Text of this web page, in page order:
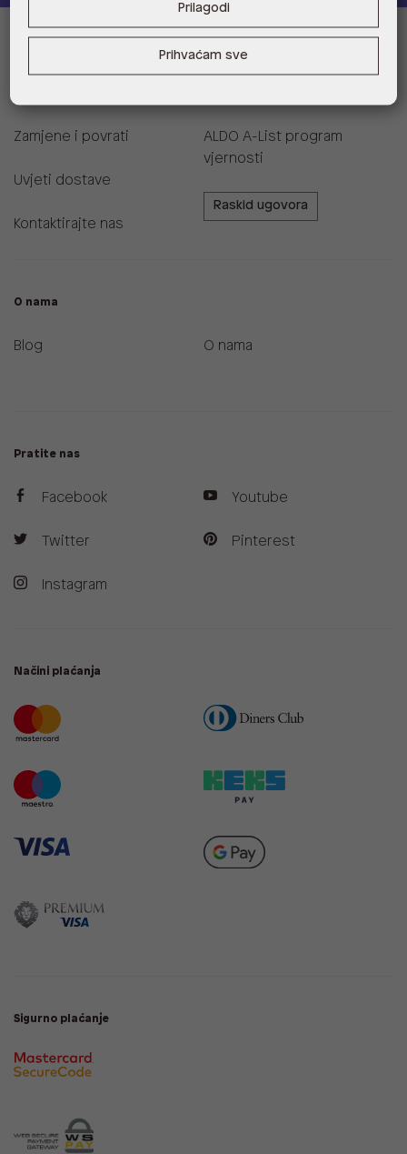
Zamjene i povrati
Uvjeti dostave
Kontaktirajte nas
ALDO A-List program
vjernosti
Raskid ugovora
O nama
Blog O nama
Pratite nas
Facebook
Twitter
Instagram
Youtube
Pinterest
Načini plaćanja
Sigurno plaćanje
Prilagodi
Prihvaćam sve